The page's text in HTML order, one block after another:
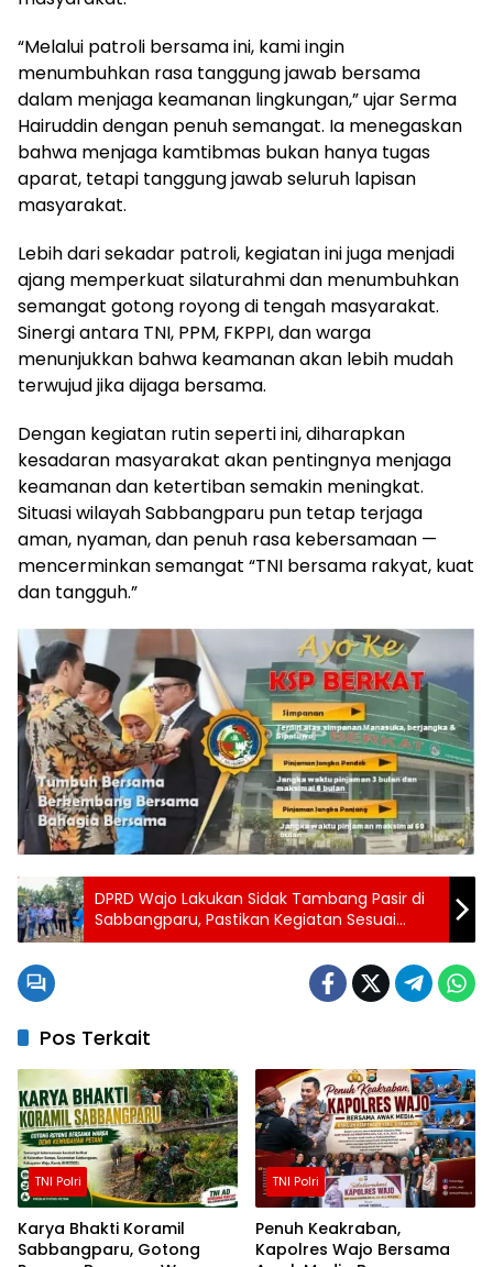
“Melalui patroli bersama ini, kami ingin
menumbuhkan rasa tanggung jawab bersama
dalam menjaga keamanan lingkungan,” ujar Serma
Hairuddin dengan penuh semangat. Ia menegaskan
bahwa menjaga kamtibmas bukan hanya tugas
aparat, tetapi tanggung jawab seluruh lapisan
masyarakat.
Lebih dari sekadar patroli, kegiatan ini juga menjadi
ajang memperkuat silaturahmi dan menumbuhkan
semangat gotong royong di tengah masyarakat.
Sinergi antara TNI, PPM, FKPPI, dan warga
menunjukkan bahwa keamanan akan lebih mudah
terwujud jika dijaga bersama.
Dengan kegiatan rutin seperti ini, diharapkan
kesadaran masyarakat akan pentingnya menjaga
keamanan dan ketertiban semakin meningkat.
Situasi wilayah Sabbangparu pun tetap terjaga
aman, nyaman, dan penuh rasa kebersamaan —
mencerminkan semangat “TNI bersama rakyat, kuat
dan tangguh.”
DPRD Wajo Lakukan Sidak Tambang Pasir di
Sabbangparu, Pastikan Kegiatan Sesuai
Aturan dan Ramah Lingkungan
Pos Terkait
TNI Polri
Karya Bhakti Koramil
Sabbangparu, Gotong
TNI Polri
Penuh Keakraban,
Kapolres Wajo Bersama